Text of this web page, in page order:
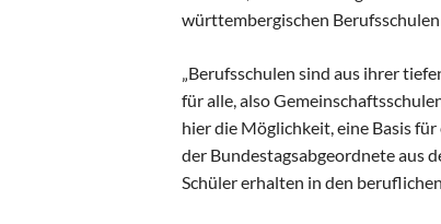
württembergischen
„Berufsschulen sind aus ihrer
für alle, also
hier die Möglichkeit, eine Basis
der Bundestagsabgeordnete aus
Schüler erhalten in den